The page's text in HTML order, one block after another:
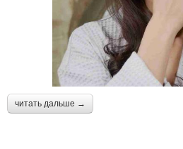
читать дальше →